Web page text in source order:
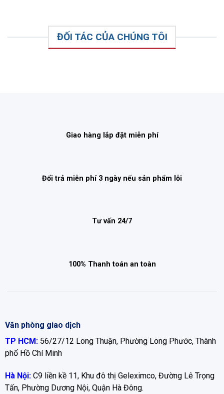
ĐỐI TÁC CỦA CHÚNG TÔI
Giao hàng lắp đặt miễn phí
Đổi trả miễn phí 3 ngày nếu sản phẩm lỗi
Tư vấn 24/7
100% Thanh toán an toàn
Văn phòng giao dịch
TP HCM: 56/27/12 Long Thuận, Phường Long Phước, Thành
phố Hồ Chí Minh
Hà Nội:C9 liền kề 11, Khu đô thị Geleximco, Đường Lê Trọng
Tấn, Phường Dương Nội, Quận Hà Đông.